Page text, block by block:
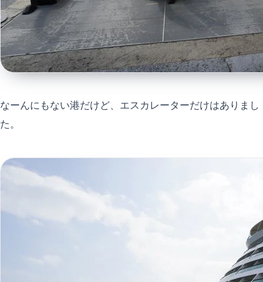
なーんにもない港だけど、エスカレーターだけはありまし
た。